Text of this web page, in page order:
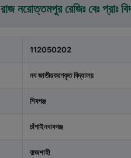
রাজ নরোত্তমপুর রেজিঃ বেঃ প্রাঃ
112050202
নব জাতীয়করণকৃত বিদ্যালয়
শিবগঞ্জ
চাঁপাইনবাবগঞ্জ
রাজশাহী